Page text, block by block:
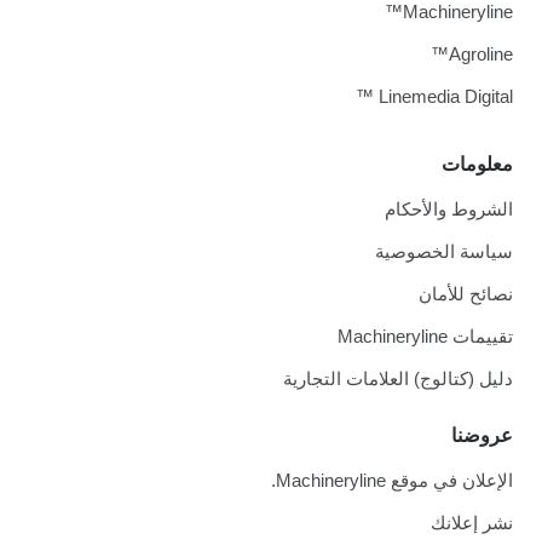
معلومات
الشروط والأحكام
سياسة الخصوصية
نصائح للأمان
تقييمات Machineryline
دليل (كتالوج) العلامات التجارية
عروضنا
الإعلان في موقع Machineryline.
نشر إعلانك
Machineryline™
Agroline™
Linemedia Digital ™